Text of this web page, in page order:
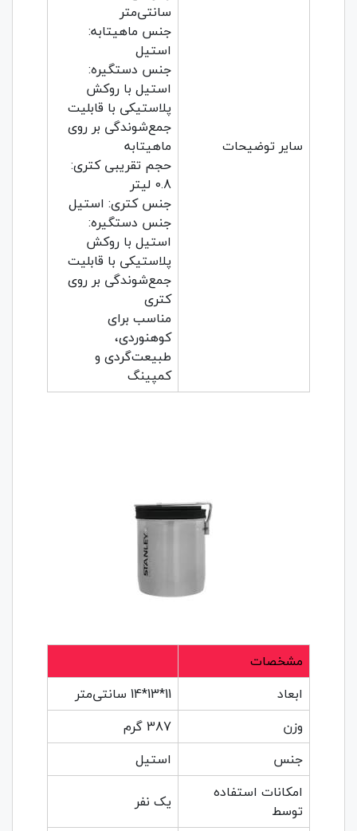
سایر توضیحات
سانتی‌متر
جنس ماهیتابه:
استیل
جنس دستگیره:
استیل با روکش
پلاستیکی با قابلیت
جمع‌شوندگی بر روی
ماهیتابه
حجم تقریبی کتری:
0.8 لیتر
جنس کتری: استیل
جنس دستگیره:
استیل با روکش
پلاستیکی با قابلیت
جمع‌شوندگی بر روی
کتری
مناسب برای
کوهنوردی،
طبیعت‌گردی و
کمپینگ
مشخصات
ابعاد
11*13*14 سانتی‌متر
وزن
387 گرم
جنس
استیل
امکانات استفاده
توسط
یک نفر